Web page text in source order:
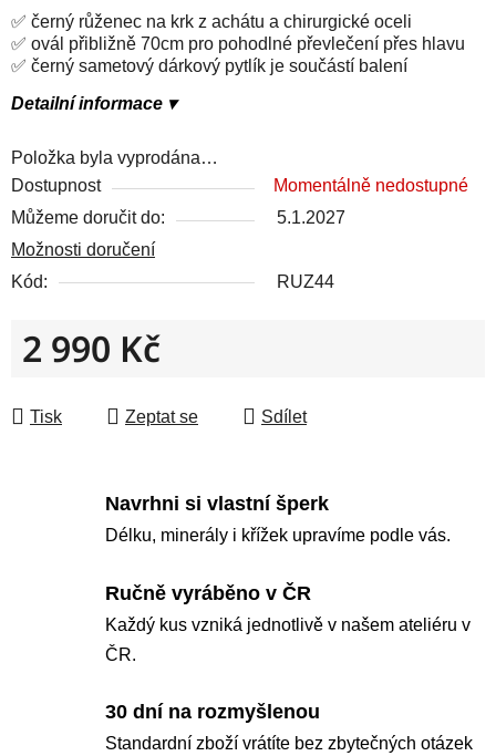
✅ černý růženec na krk z achátu a chirurgické oceli
✅ ovál přibližně 70cm pro pohodlné převlečení přes hlavu
✅ černý sametový dárkový pytlík je součástí balení
Detailní informace ▾
Položka byla vyprodána…
Dostupnost
Momentálně nedostupné
Můžeme doručit do:
5.1.2027
Možnosti doručení
Kód:
RUZ44
2 990 Kč
Tisk
Zeptat se Sdílet
Navrhni si vlastní šperk
Délku, minerály i křížek upravíme podle vás.
Ručně vyráběno v ČR
Každý kus vzniká jednotlivě v našem ateliéru v
ČR.
30 dní na rozmyšlenou
Standardní zboží vrátíte bez zbytečných otázek